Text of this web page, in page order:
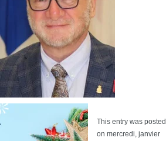
This entry was posted
on mercredi, janvier